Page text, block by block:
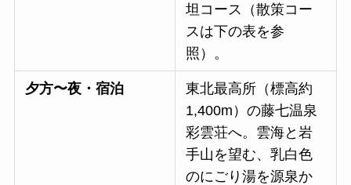
坦コース（散策コー
スは下の表を参
照）。
夕方〜夜・宿泊
東北最高所（標高約
1,400m）の藤七温泉
彩雲荘へ。雲海と岩
手山を望む、乳白色
のにごり湯を源泉か